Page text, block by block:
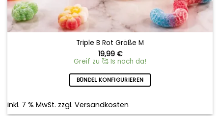
Triple B Rot Größe M
19,99 €
Greif zu 🥰 Is noch da!
BÜNDEL KONFIGURIEREN
inkl. 7 % MwSt. zzgl. Versandkosten